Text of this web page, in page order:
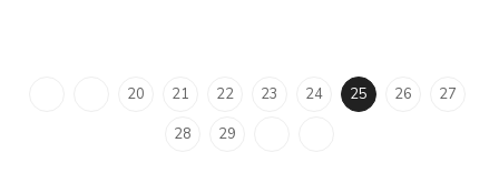
20 21 22 23 24 25 26
27
28
29